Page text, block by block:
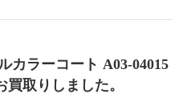
カラーコート A03-04015
取りしました。